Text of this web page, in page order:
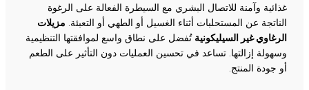
غذائية وآمنة للاتصال البشري مع السيطرة الفعالة على الرغوة
الناتجة عن المستحلبات أثناء الغسيل أو الطهي أو التعبئة. مزيلات
الرغاوي غير السيليكونية تُفضل على نطاق واسع لموافقتها التنظيمية
وسهولة إزالتها. تساعد في تحسين العمليات دون التأثير على الطعم
أو جودة المنتج.